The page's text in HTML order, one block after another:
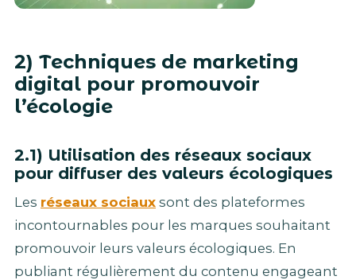
2) Techniques de marketing
digital pour promouvoir
l’écologie
2.1) Utilisation des réseaux sociaux
pour diffuser des valeurs écologiques
Les réseaux sociaux sont des plateformes
incontournables pour les marques souhaitant
promouvoir leurs valeurs écologiques. En
publiant régulièrement du contenu engageant